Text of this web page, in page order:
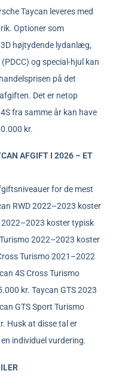
Taycan leveres med
Optioner som
højtydende lydanlæg,
og special-hjul kan
på det
Det er netop
fra samme år kan have
kr.
AFGIFT I 2026 – ET
for de mest
RWD 2022–2023 koster
koster typisk
2022–2023 koster
Turismo 2021–2022
4S Cross Turismo
kr. Taycan GTS 2023
GTS Sport Turismo
Husk at disse tal er
individuel vurdering.